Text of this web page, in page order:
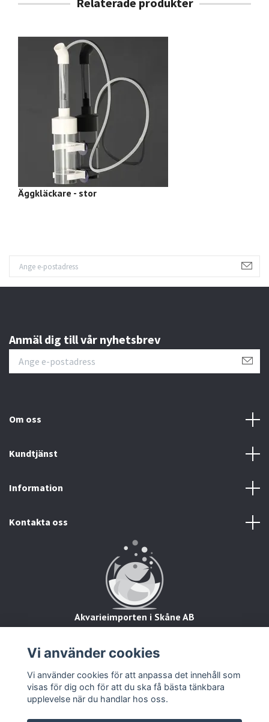
Äggkläckare - stor
Anmäl dig till vår nyhetsbrev
Om oss
Kundtjänst
Information
Kontakta oss
Akvarieimporten i Skåne AB
28234 Tyringe
Org.nr: 559093-8832
Vi använder cookies
Vi använder cookies för att anpassa det innehåll som
visas för dig och för att du ska få bästa tänkbara
upplevelse när du handlar hos oss.